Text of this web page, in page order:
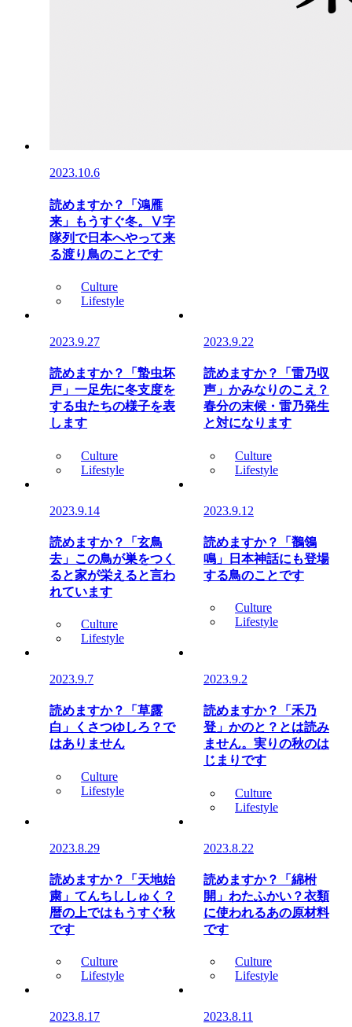
2023.10.6
読めますか？「鴻雁
来」もうすぐ冬。Ⅴ字
隊列で日本へやって来
る渡り鳥のことです
Culture
Lifestyle
2023.9.27
読めますか？「蟄虫坏
戸」一足先に冬支度を
する虫たちの様子を表
します
Culture
Lifestyle
2023.9.22
読めますか？「雷乃収
声」かみなりのこえ？
春分の末候・雷乃発生
と対になります
Culture
Lifestyle
2023.9.14
読めますか？「玄鳥
去」この鳥が巣をつく
ると家が栄えると言わ
れています
Culture
Lifestyle
2023.9.12
読めますか？「鶺鴒
鳴」日本神話にも登場
する鳥のことです
Culture
Lifestyle
2023.9.7
読めますか？「草露
白」くさつゆしろ？で
はありません
Culture
Lifestyle
2023.9.2
読めますか？「禾乃
登」かのと？とは読み
ません。実りの秋のは
じまりです
Culture
Lifestyle
2023.8.29
読めますか？「天地始
粛」てんちししゅく？
暦の上ではもうすぐ秋
です
Culture
Lifestyle
2023.8.22
読めますか？「綿柎
開」わたふかい？衣類
に使われるあの原材料
です
Culture
Lifestyle
2023.8.17 2023.8.11